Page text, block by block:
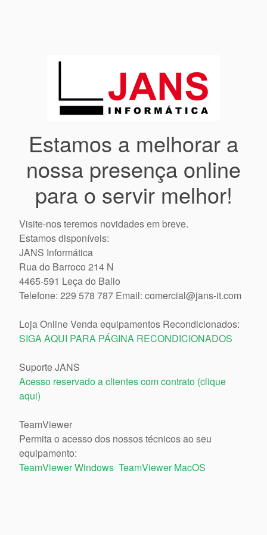
Estamos a melhorar a
nossa presença online
para o servir melhor!
Visite-nos teremos novidades em breve.
Estamos disponíveis:
JANS Informática
Rua do Barroco 214 N
4465-591 Leça do Balio
Telefone: 229 578 787 Email: comercial@jans-it.com
Loja Online Venda equipamentos Recondicionados:
SIGA AQUI PARA PÁGINA RECONDICIONADOS
Suporte JANS
Acesso reservado a clientes com contrato (clique
aqui)
TeamViewer
Permita o acesso dos nossos técnicos ao seu
equipamento:
TeamViewer Windows TeamViewer MacOS